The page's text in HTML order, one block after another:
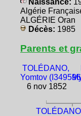
Naissance:
Algérie
ALGÉRIE Oran
Décès: 1985
Parents et
TOLÉDANO,
Yomtov
6 nov 1852